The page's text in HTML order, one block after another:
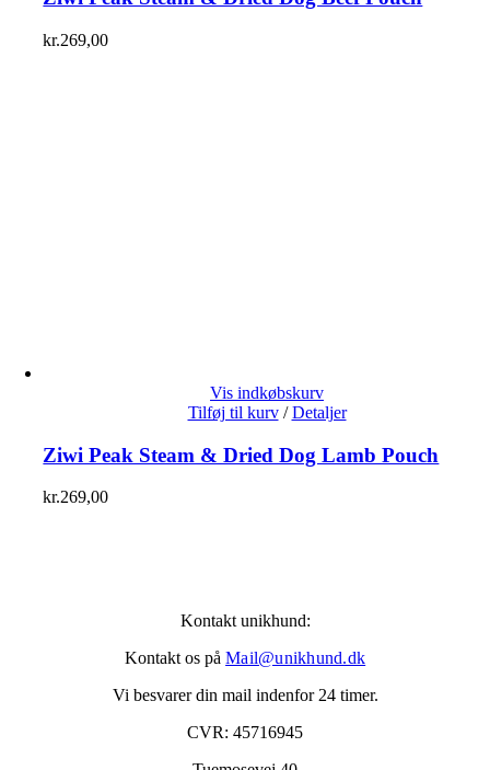
kr.269,00
Vis indkøbskurv
Tilføj til kurv / Detaljer
Ziwi Peak Steam & Dried Dog Lamb Pouch
kr.269,00
Kontakt unikhund:
Kontakt os på Mail@unikhund.dk
Vi besvarer din mail indenfor 24 timer.
CVR: 45716945